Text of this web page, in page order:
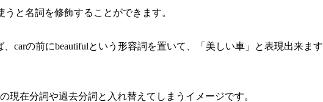
と名詞を修飾することができます。
、carの前にbeautifulという形容詞を置いて、「美しい車」と表現出来ます
現在分詞や過去分詞と入れ替えてしまうイメージです。